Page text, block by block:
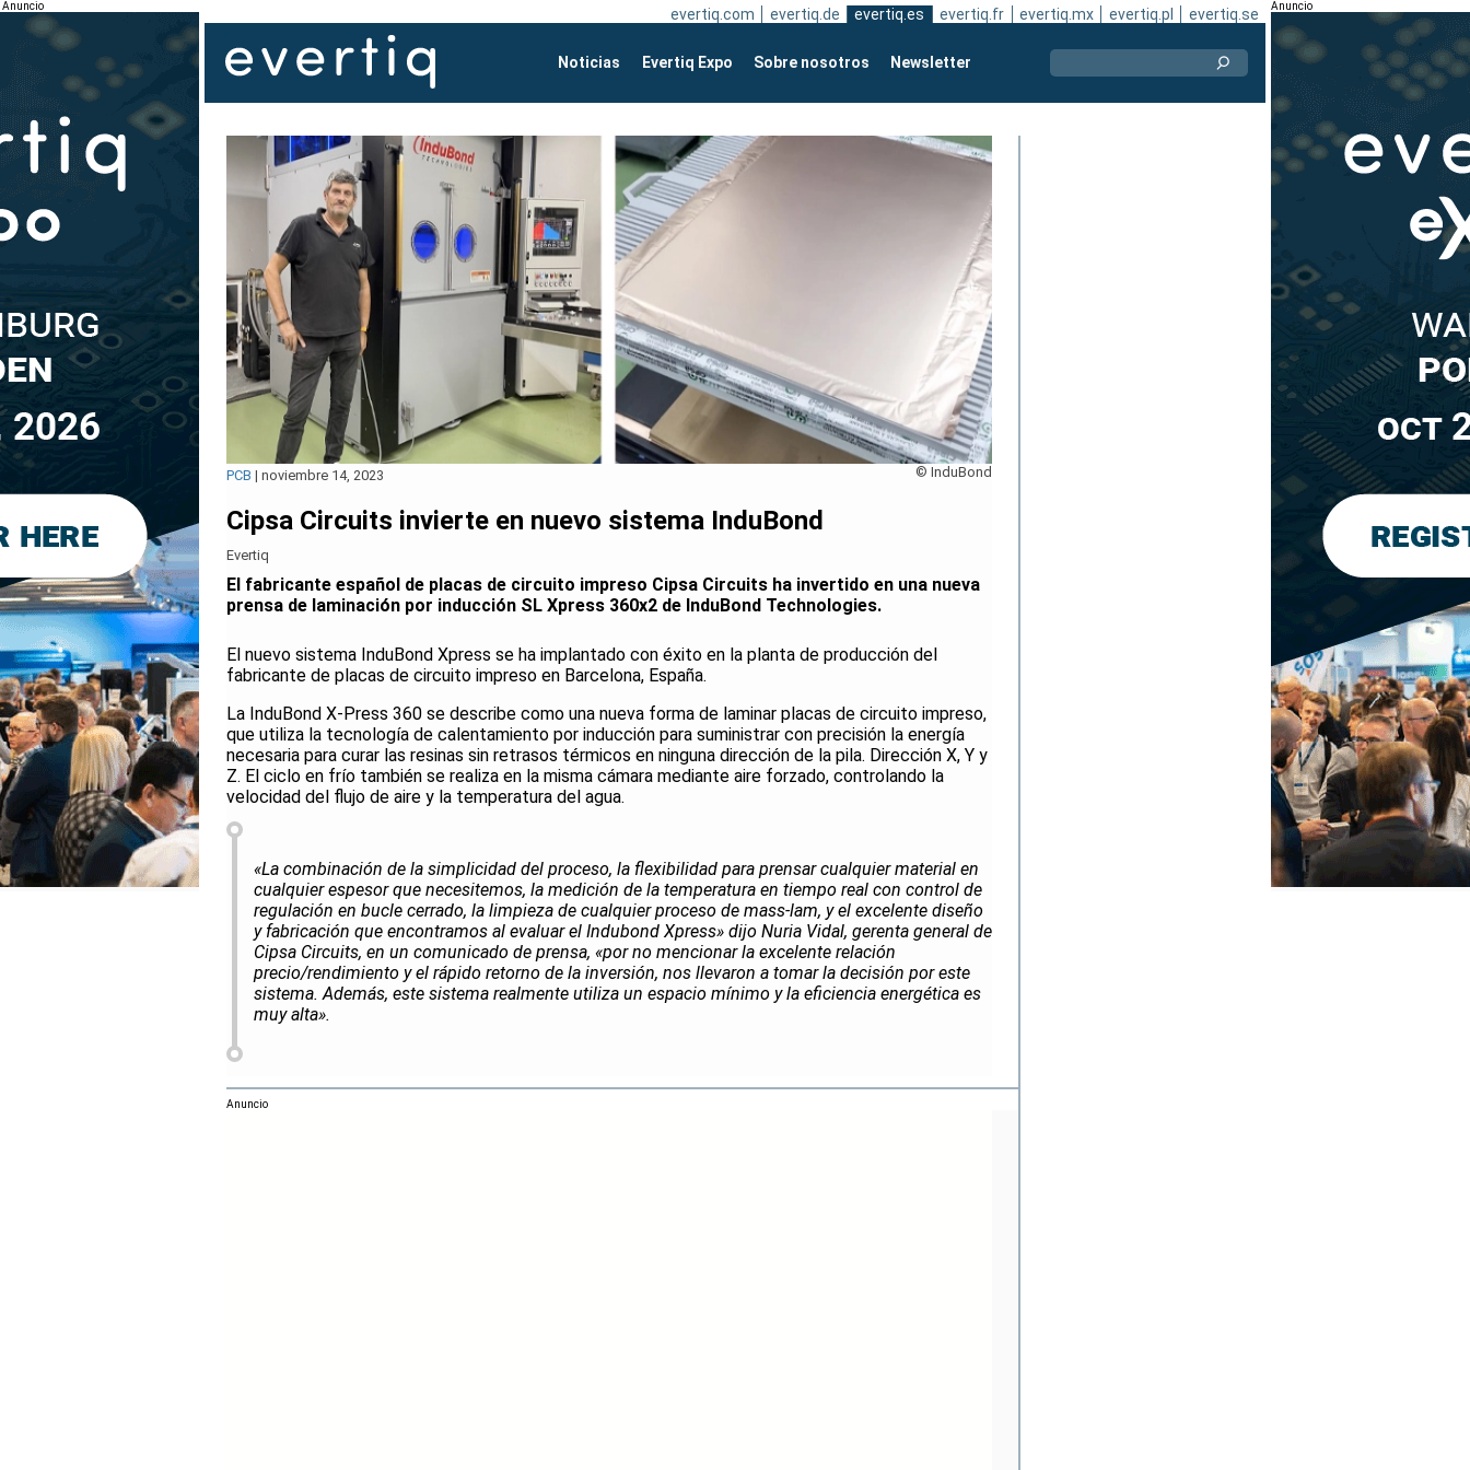
Anuncio evertiq.com evertiq.de evertiq.es evertiq.fr evertiq.mx evertiq.pl evertiq.se
Noticias Evertiq Expo Sobre nosotros Newsletter
© InduBond
PCB | noviembre 14, 2023
Cipsa Circuits invierte en nuevo sistema InduBond
Evertiq
El fabricante español de placas de circuito impreso Cipsa Circuits ha invertido en una nueva
prensa de laminación por inducción SL Xpress 360x2 de InduBond Technologies.
El nuevo sistema InduBond Xpress se ha implantado con éxito en la planta de producción del
fabricante de placas de circuito impreso en Barcelona, España.
La InduBond X-Press 360 se describe como una nueva forma de laminar placas de circuito impreso,
que utiliza la tecnología de calentamiento por inducción para suministrar con precisión la energía
necesaria para curar las resinas sin retrasos térmicos en ninguna dirección de la pila. Dirección X, Y y
Z. El ciclo en frío también se realiza en la misma cámara mediante aire forzado, controlando la
velocidad del flujo de aire y la temperatura del agua.
«La combinación de la simplicidad del proceso, la flexibilidad para prensar cualquier material en
cualquier espesor que necesitemos, la medición de la temperatura en tiempo real con control de
regulación en bucle cerrado, la limpieza de cualquier proceso de mass-lam, y el excelente diseño
y fabricación que encontramos al evaluar el Indubond Xpress» dijo Nuria Vidal, gerenta general de
Cipsa Circuits, en un comunicado de prensa, «por no mencionar la excelente relación
precio/rendimiento y el rápido retorno de la inversión, nos llevaron a tomar la decisión por este
sistema. Además, este sistema realmente utiliza un espacio mínimo y la eficiencia energética es
muy alta».
Anuncio
Anuncio